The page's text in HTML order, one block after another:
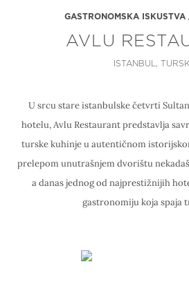
GASTRONOMSKA ISKUSTVA
AVLU
ISTANBUL,
U srcu stare istanbulske četvrti
hotelu, Avlu Restaurant predstavlja
turske kuhinje u autentičnom
prelepom unutrašnjem dvorištu
a danas jednog od najprestižnijih
gastronomiju koja spaja